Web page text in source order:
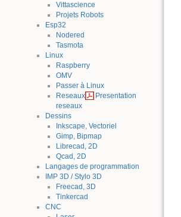
Vittascience
Projets Robots
Esp32
Nodered
Tasmota
Linux
Raspberry
OMV
Passer à Linux
Reseaux
Presentation
reseaux
Dessins
Inkscape, Vectoriel
Gimp, Bipmap
Librecad, 2D
Qcad, 2D
Langages de programmation
IMP 3D / Stylo 3D
Freecad, 3D
Tinkercad
CNC